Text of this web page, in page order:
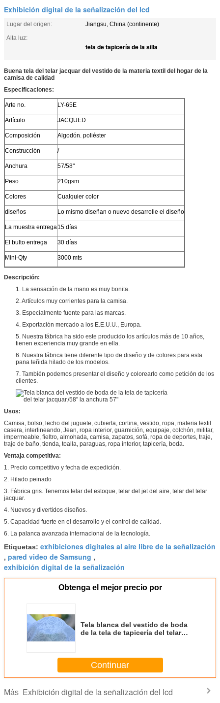
Exhibición digital de la señalización del lcd
Lugar del origen:
Jiangsu, China (continente)
Alta luz:
tela de tapicería de la silla
Buena tela del telar jacquar del vestido de la materia textil del hogar de la
camisa de calidad
Especificaciones:
Arte no. LY-65E
Artículo JACQUED
Composición Algodón. poliéster
Construcción /
Anchura 57/58"
Peso 210gsm
Colores Cualquier color
diseños Lo mismo diseñan o nuevo desarrolle el diseño
La muestra entrega15 días
El bulto entrega 30 días
Mini-Qty 3000 mts
Descripción:
1. La sensación de la mano es muy bonita.
2. Artículos muy corrientes para la camisa.
3. Especialmente fuente para las marcas.
4. Exportación mercado a los E.E.U.U., Europa.
5. Nuestra fábrica ha sido este producido los artículos más de 10 años,
tienen experiencia muy grande en ella.
6. Nuestra fábrica tiene diferente tipo de diseño y de colores para esta
pana teñida hilado de los modelos.
7. También podemos presentar el diseño y colorearlo como petición de los
clientes.
Usos:
Camisa, bolso, lecho del juguete, cubierta, cortina, vestido, ropa, materia textil
casera, interlineando, Jean, ropa interior, guarnición, equipaje, colchón, militar,
impermeable, fieltro, almohada, camisa, zapatos, sofá, ropa de deportes, traje,
traje de baño, tienda, toalla, paraguas, ropa interior, tapicería, boda.
Ventaja competitiva:
1. Precio competitivo y fecha de expedición.
2. Hilado peinado
3. Fábrica gris. Tenemos telar del estoque, telar del jet del aire, telar del telar
jacquar.
4. Nuevos y divertidos diseños.
5. Capacidad fuerte en el desarrollo y el control de calidad.
6. La palanca avanzada internacional de la tecnología.
Etiquetas: exhibiciones digitales al aire libre de la señalización
, pared video de Samsung ,
exhibición digital de la señalización
Obtenga el mejor precio por
Tela blanca del vestido de boda
de la tela de tapicería del telar
Continuar
Más Exhibición digital de la señalización del lcd